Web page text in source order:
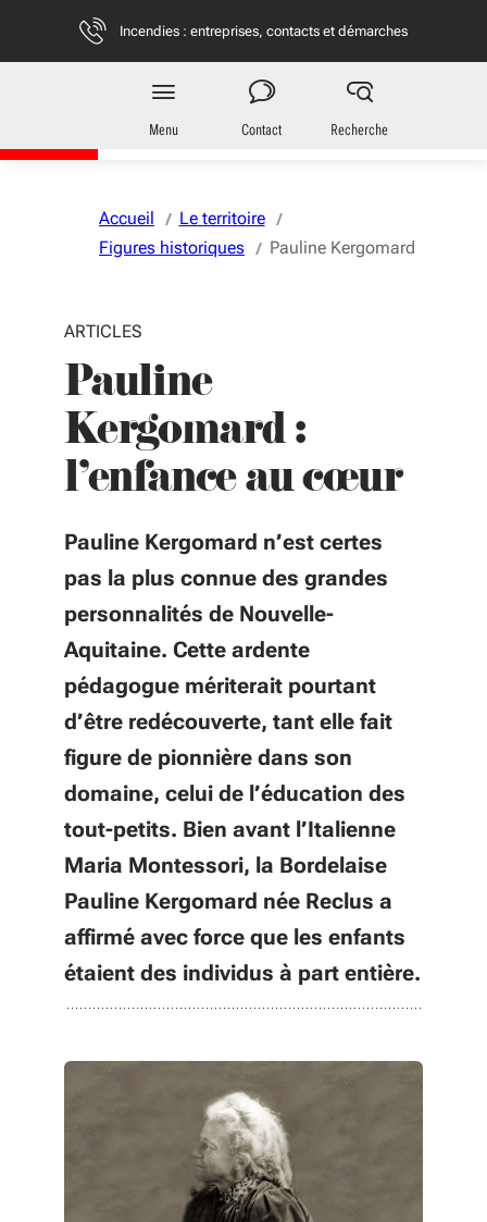
Vous naviguez en mode anonymisé,
Incendies : entreprises, contacts et démarches
Région
Nouvelle-Aquitaine
Menu Contact Recherche
Accueil
Le territoire
Figures historiques
Pauline Kergomard
ARTICLES
Pauline
Kergomard :
l’enfance au cœur
Pauline Kergomard n’est certes
pas la plus connue des grandes
personnalités de Nouvelle-
Aquitaine. Cette ardente
pédagogue mériterait pourtant
d’être redécouverte, tant elle fait
figure de pionnière dans son
domaine, celui de l’éducation des
tout-petits. Bien avant l’Italienne
Maria Montessori, la Bordelaise
Pauline Kergomard née Reclus a
affirmé avec force que les enfants
étaient des individus à part entière.